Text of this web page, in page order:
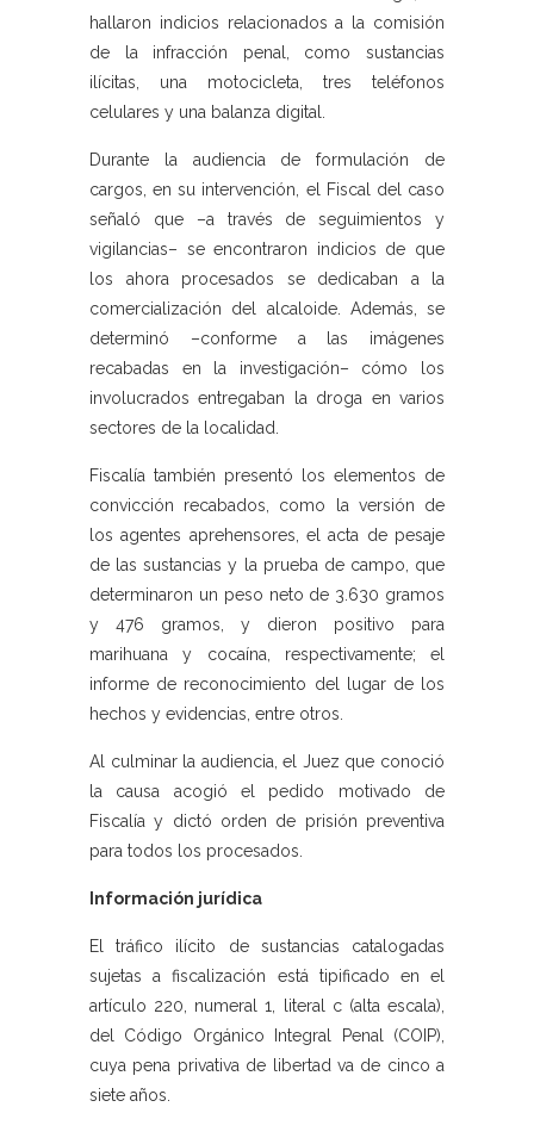
hallaron indicios relacionados a la comisión
de la infracción penal, como sustancias
ilícitas, una motocicleta, tres teléfonos
celulares y una balanza digital.
Durante la audiencia de formulación de
cargos, en su intervención, el Fiscal del caso
señaló que –a través de seguimientos y
vigilancias– se encontraron indicios de que
los ahora procesados se dedicaban a la
comercialización del alcaloide. Además, se
determinó –conforme a las imágenes
recabadas en la investigación– cómo los
involucrados entregaban la droga en varios
sectores de la localidad.
Fiscalía también presentó los elementos de
convicción recabados, como la versión de
los agentes aprehensores, el acta de pesaje
de las sustancias y la prueba de campo, que
determinaron un peso neto de 3.630 gramos
y 476 gramos, y dieron positivo para
marihuana y cocaína, respectivamente; el
informe de reconocimiento del lugar de los
hechos y evidencias, entre otros.
Al culminar la audiencia, el Juez que conoció
la causa acogió el pedido motivado de
Fiscalía y dictó orden de prisión preventiva
para todos los procesados.
Información jurídica
El tráfico ilícito de sustancias catalogadas
sujetas a fiscalización está tipificado en el
artículo 220, numeral 1, literal c (alta escala),
del Código Orgánico Integral Penal (COIP),
cuya pena privativa de libertad va de cinco a
siete años.